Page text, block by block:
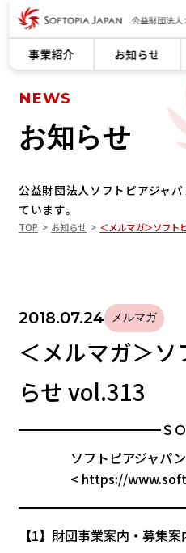
事業紹介 お知らせ
NEWS
お知らせ
公益財団法人ソフトピアジャ
ています。
TOP お知らせ ＜メルマガ＞ソフト
2018.07.24 メルマガ
＜メルマガ＞
らせ vol.313
━━━━━━━━━━━ＳＯ
ソフトピアジャパン
< https://
【1】財団事業案内・募集案